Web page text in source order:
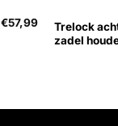
€57,99
Trelock
zadel